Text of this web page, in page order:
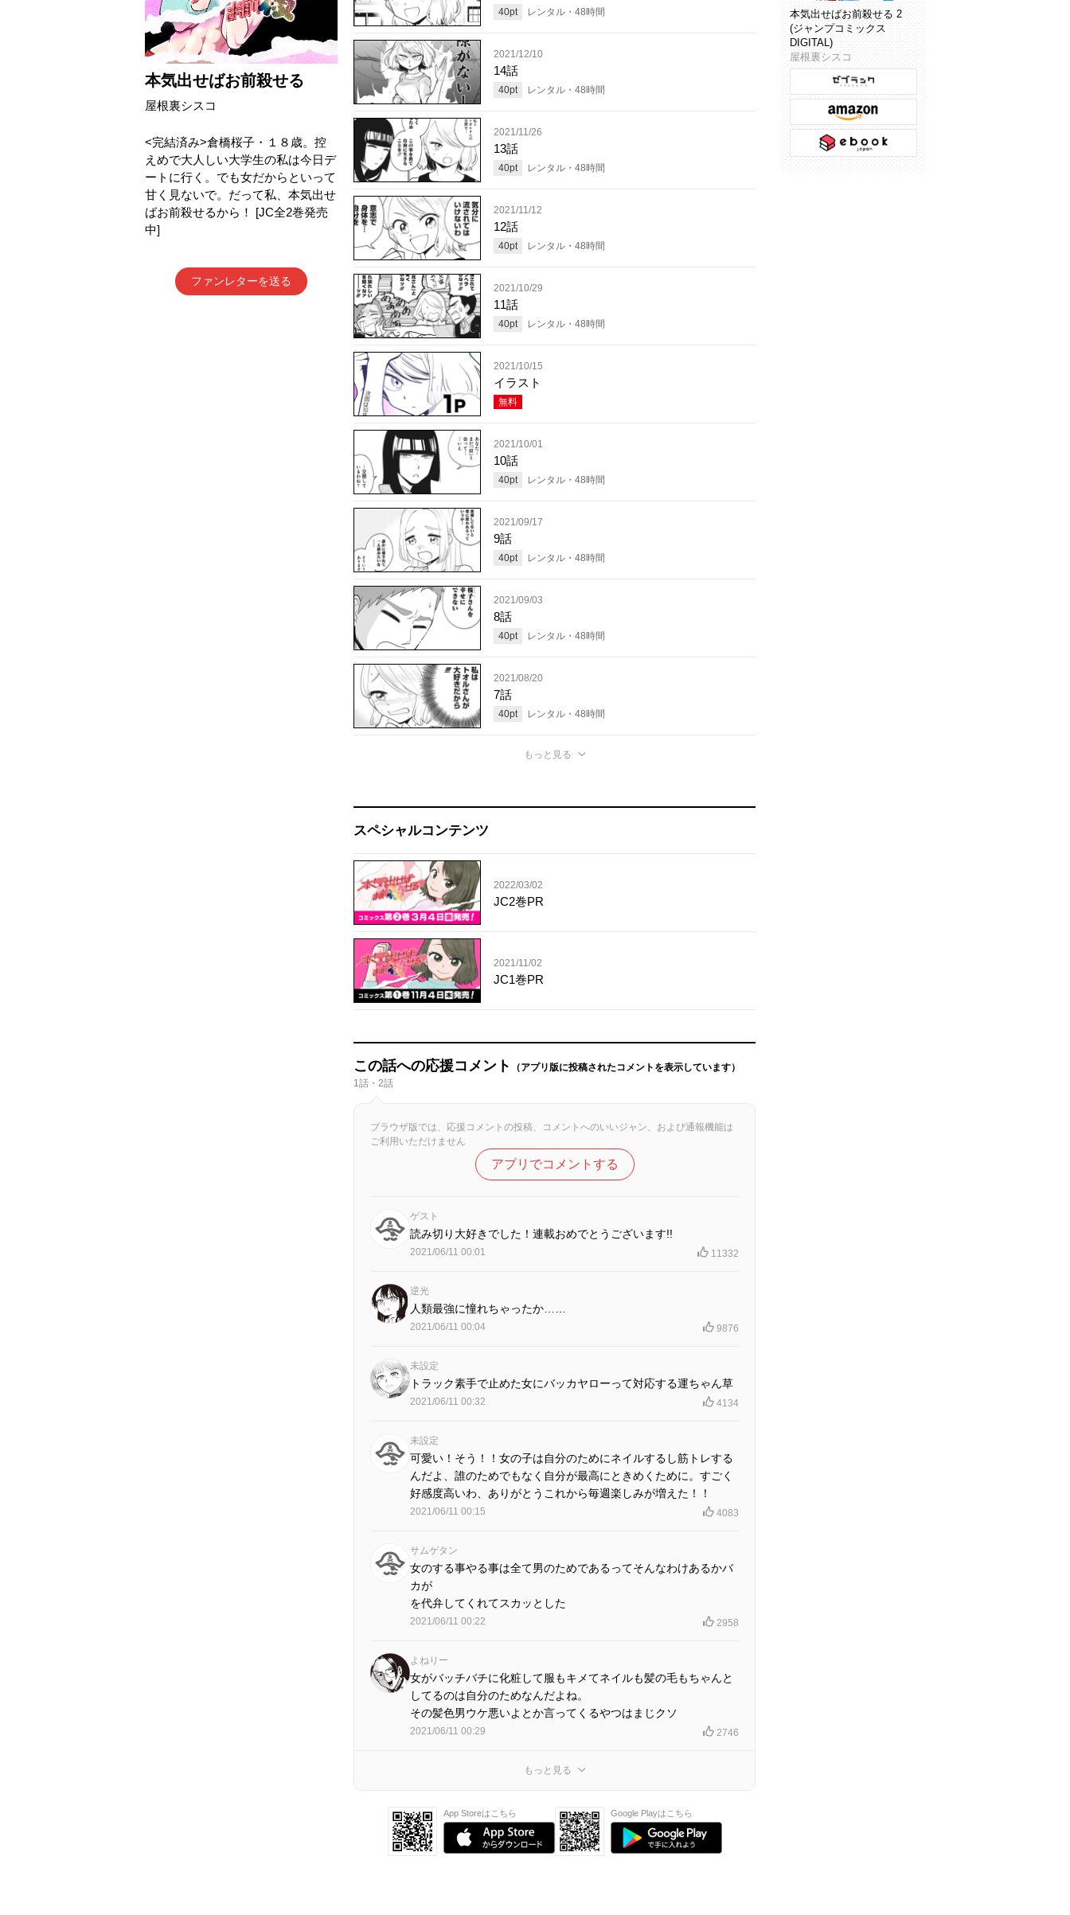
本気出せばお前殺せる
屋根裏シスコ
<完結済み>倉橋桜子・１８歳。控
えめで大人しい大学生の私は今日デ
ートに行く。でも女だからといって
甘く見ないで。だって私、本気出せ
ばお前殺せるから！ [JC全2巻発売
中]
ファンレターを送る
40pt レンタル・ 48時間
2021/12/10
14話
40pt レンタル・ 48時間
2021/11/26
13話
40pt レンタル・ 48時間
2021/11/12
12話
40pt レンタル・ 48時間
2021/10/29
11話
40pt レンタル・ 48時間
2021/10/15
イラスト
無料
2021/10/01
10話
40pt レンタル・ 48時間
2021/09/17
9話
40pt レンタル・ 48時間
2021/09/03
8話
40pt レンタル・ 48時間
2021/08/20
7話
40pt レンタル・ 48時間
もっと見る
スペシャルコンテンツ
2022/03/02
JC2巻PR
2021/11/02
JC1巻PR
この話への応援コメント
（アプリ版に投稿されたコメントを表示しています）
1話・2話
ブラウザ版では、応援コメントの投稿、コメントへのいいジャン、および通報機能は
ご利用いただけません
アプリでコメントする
ゲスト
読み切り大好きでした！連載おめでとうございます!!
2021/06/11 00:01 11332
逆光
人類最強に憧れちゃったか……
2021/06/11 00:04 9876
未設定
トラック素手で止めた女にバッカヤローって対応する運ちゃん草
2021/06/11 00:32 4134
未設定
可愛い！そう！！女の子は自分のためにネイルするし筋トレする
んだよ、誰のためでもなく自分が最高にときめくために。すごく
好感度高いわ、ありがとうこれから毎週楽しみが増えた！！
2021/06/11 00:15 4083
サムゲタン
女のする事やる事は全て男のためであるってそんなわけあるかバ
カが
を代弁してくれてスカッとした
2021/06/11 00:22 2958
よねりー
女がバッチバチに化粧して服もキメてネイルも髪の毛もちゃんと
してるのは自分のためなんだよね。
その髪色男ウケ悪いよとか言ってくるやつはまじクソ
2021/06/11 00:29 2746
もっと見る
App Storeはこちら Google Playはこちら
本気出せばお前殺せる 2
(ジャンプコミックス
DIGITAL)
屋根裏シスコ